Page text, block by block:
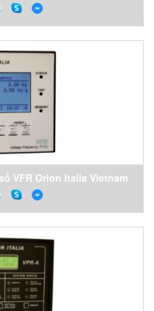
VFR Orion Italia Vietnam